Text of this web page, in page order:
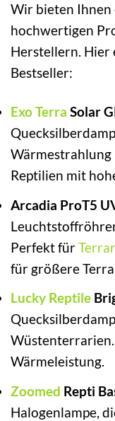
Wir bieten Ihnen
hochwertigen
Herstellern. Hier
Bestseller:
Exo Terra Solar
Reptilien mit
Arcadia ProT5
Perfekt für
für größere
Lucky Reptile
Wärmeleistung.
Zoomed Repti
Halogenlampe,